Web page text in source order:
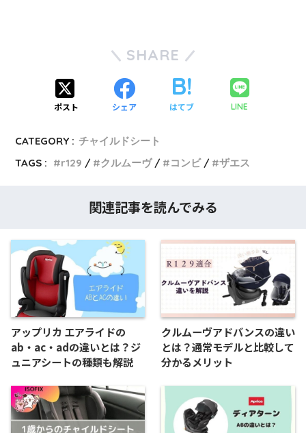
SHARE
ポスト シェア はてブ LINE
CATEGORY : チャイルドシート
TAGS :
r129 クルムーヴ コンビ ザエス
関連記事を読んでみる
アップリカ エアライドの
ab・ac・adの違いとは？ジ
ュニアシートの種類も解説
クルムーヴアドバンスの違い
とは？通常モデルと比較して
分かるメリット